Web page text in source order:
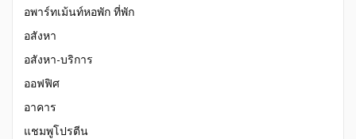
อพาร์ทเม้นท์หอพัก ที่พัก
อสังหา
อสังหา-บริการ
ออฟฟิศ
อาคาร
แชมพูโปรตีน